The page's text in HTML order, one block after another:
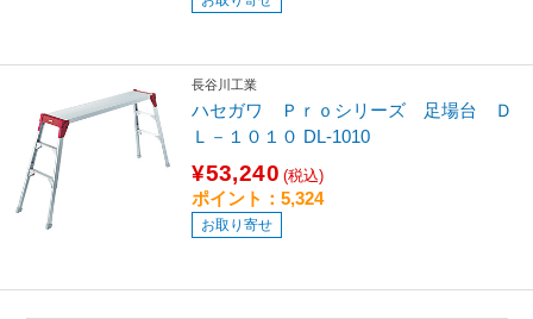
長谷川工業
ハセガワ Ｐｒｏシリーズ 足場台 Ｄ
Ｌ－１０１０ DL-1010
¥53,240 (税込)
ポイント：5,324
お取り寄せ